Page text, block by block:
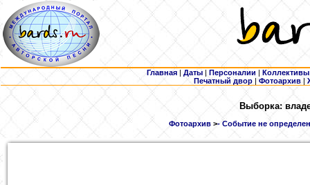
Главная | Даты | Персоналии | Коллективы
Печатный двор |Фотоархив |
Выборка:
Фотоархив >- Событие не